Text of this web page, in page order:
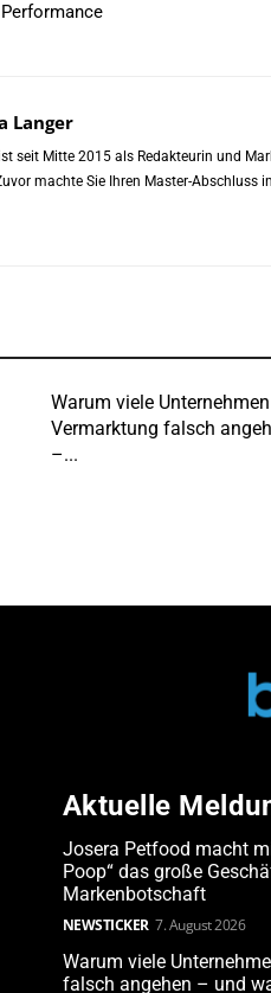
Langer
seit Mitte 2015 als Redakteurin und
machte Sie Ihren Master-Abschluss
Warum viele
Vermarktung falsch
–...
Aktuelle
Josera Petfood macht
Poop“ das große
Markenbotschaft
NEWSTICKER 7. August 2026
Warum viele
falsch angehen – und